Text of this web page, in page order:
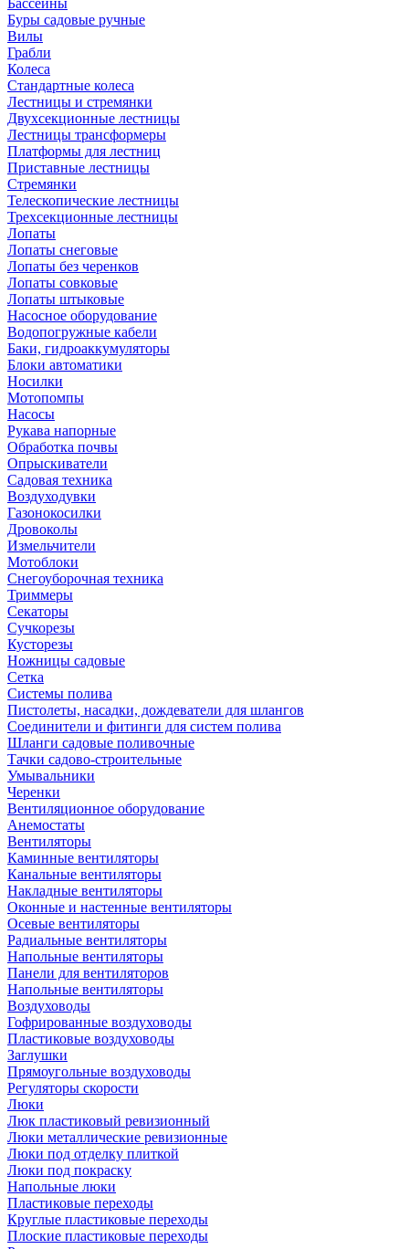
Бассейны
Буры садовые ручные
Вилы
Грабли
Колеса
Стандартные колеса
Лестницы и стремянки
Двухсекционные лестницы
Лестницы трансформеры
Платформы для лестниц
Приставные лестницы
Стремянки
Телескопические лестницы
Трехсекционные лестницы
Лопаты
Лопаты снеговые
Лопаты без черенков
Лопаты совковые
Лопаты штыковые
Насосное оборудование
Водопогружные кабели
Баки, гидроаккумуляторы
Блоки автоматики
Носилки
Мотопомпы
Насосы
Рукава напорные
Обработка почвы
Опрыскиватели
Садовая техника
Воздуходувки
Газонокосилки
Дровоколы
Измельчители
Мотоблоки
Снегоуборочная техника
Триммеры
Секаторы
Сучкорезы
Кусторезы
Ножницы садовые
Сетка
Системы полива
Пистолеты, насадки, дождеватели для шлангов
Соединители и фитинги для систем полива
Шланги садовые поливочные
Тачки садово-строительные
Умывальники
Черенки
Вентиляционное оборудование
Анемостаты
Вентиляторы
Каминные вентиляторы
Канальные вентиляторы
Накладные вентиляторы
Оконные и настенные вентиляторы
Осевые вентиляторы
Радиальные вентиляторы
Напольные вентиляторы
Панели для вентиляторов
Напольные вентиляторы
Воздуховоды
Гофрированные воздуховоды
Пластиковые воздуховоды
Заглушки
Прямоугольные воздуховоды
Регуляторы скорости
Люки
Люк пластиковый ревизионный
Люки металлические ревизионные
Люки под отделку плиткой
Люки под покраску
Напольные люки
Пластиковые переходы
Круглые пластиковые переходы
Плоские пластиковые переходы